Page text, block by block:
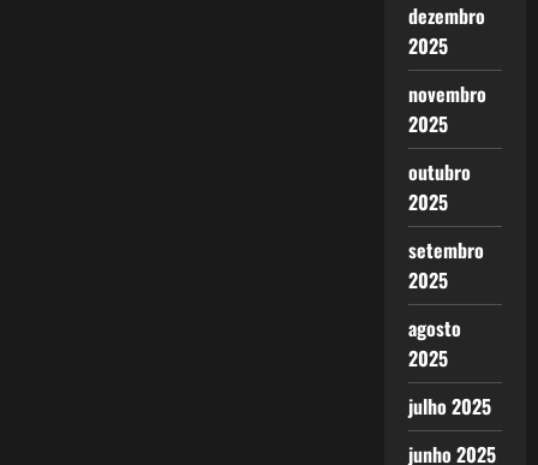
dezembro
2025
novembro
2025
outubro
2025
setembro
2025
agosto
2025
julho 2025
junho 2025